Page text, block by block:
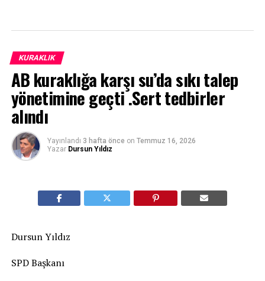
KURAKLIK
AB kuraklığa karşı su’da sıkı talep
yönetimine geçti .Sert tedbirler
alındı
Yayınlandı 3 hafta önce on Temmuz 16, 2026
Yazar Dursun Yıldız
Dursun Yıldız
SPD Başkanı